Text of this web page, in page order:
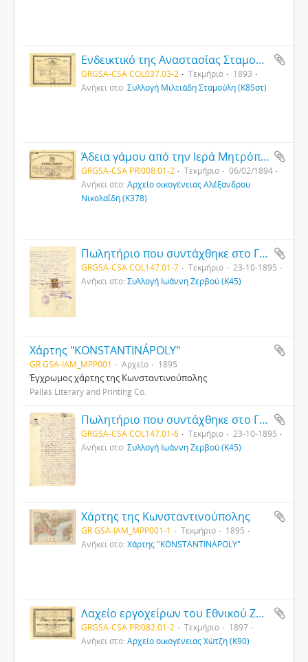
Ενδεικτικό της Αναστασίας Σταμούλη από το Ζάππειο Παρθεναγωγείο Κωνσταντινούπολης
GRGSA-CSA COL037.03-2 Τεκμήριο
1893
Ανήκει στο: Συλλογή Μιλτιάδη Σταμούλη (Κ85στ)
Άδεια γάμου από την Ιερά Μητρόπολη Καισαρείας
GRGSA-CSA PRI008.01-2 Τεκμήριο
06/02/1894
Ανήκει στο: Αρχείο οικογένειας Αλέξανδρου
Νικολαΐδη (Κ378)
Πωλητήριο που συντάχθηκε στο Γραφείο της Δημογεροντίας και του Μητροπολιτικού Συμβουλίου Κυδωνιών (σελίδα 2η)
GRGSA-CSA COL147.01-7 Τεκμήριο
23-10-1895
Ανήκει στο: Συλλογή Ιωάννη Ζερβού (Κ45)
Χάρτης "KONSTANTINÁPOLY"
GR GSA-IAM_MPP001 Αρχείο 1895
Έγχρωμος χάρτης της Κωνσταντινούπολης
Pallas Literary and Printing Co.
Πωλητήριο που συντάχθηκε στο Γραφείο της Δημογεροντίας και του Μητροπολιτικού Συμβουλίου Κυδωνιών (σελίδα 1η)
GRGSA-CSA COL147.01-6 Τεκμήριο
23-10-1895
Ανήκει στο: Συλλογή Ιωάννη Ζερβού (Κ45)
Χάρτης της Κωνσταντινούπολης
GR GSA-IAM_MPP001-1 Τεκμήριο
1895
Ανήκει στο: Χάρτης "KONSTANTINÁPOLY"
Λαχείο εργοχείρων του Εθνικού Ζωγράφειου Παρθεναγωγείου
GRGSA-CSA PRI082.01-2 Τεκμήριο
1897
Ανήκει στο: Αρχείο οικογένειας Χώτζη (Κ90)